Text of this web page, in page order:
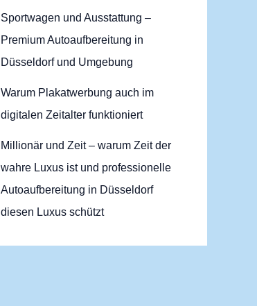
Sportwagen und Ausstattung –
Premium Autoaufbereitung in
Düsseldorf und Umgebung
Warum Plakatwerbung auch im
digitalen Zeitalter funktioniert
Millionär und Zeit – warum Zeit der
wahre Luxus ist und professionelle
Autoaufbereitung in Düsseldorf
diesen Luxus schützt